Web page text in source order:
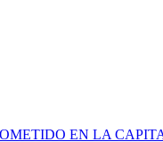
EN LA